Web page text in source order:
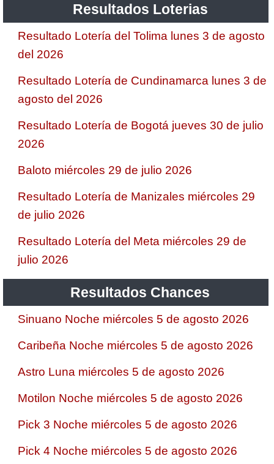
Resultados Loterias
Resultado Lotería del Tolima lunes 3 de agosto
del 2026
Resultado Lotería de Cundinamarca lunes 3 de
agosto del 2026
Resultado Lotería de Bogotá jueves 30 de julio
2026
Baloto miércoles 29 de julio 2026
Resultado Lotería de Manizales miércoles 29
de julio 2026
Resultado Lotería del Meta miércoles 29 de
julio 2026
Resultados Chances
Sinuano Noche miércoles 5 de agosto 2026
Caribeña Noche miércoles 5 de agosto 2026
Astro Luna miércoles 5 de agosto 2026
Motilon Noche miércoles 5 de agosto 2026
Pick 3 Noche miércoles 5 de agosto 2026
Pick 4 Noche miércoles 5 de agosto 2026